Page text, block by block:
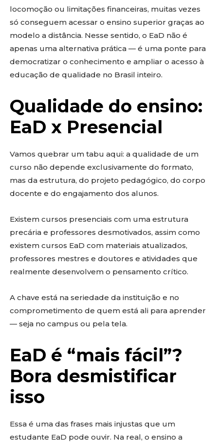
locomoção ou limitações financeiras, muitas vezes
só conseguem acessar o ensino superior graças ao
modelo a distância. Nesse sentido, o EaD não é
apenas uma alternativa prática — é uma ponte para
democratizar o conhecimento e ampliar o acesso à
educação de qualidade no Brasil inteiro.
Qualidade do ensino:
EaD x Presencial
Vamos quebrar um tabu aqui: a qualidade de um
curso não depende exclusivamente do formato,
mas da estrutura, do projeto pedagógico, do corpo
docente e do engajamento dos alunos.
Existem cursos presenciais com uma estrutura
precária e professores desmotivados, assim como
existem cursos EaD com materiais atualizados,
professores mestres e doutores e atividades que
realmente desenvolvem o pensamento crítico.
A chave está na seriedade da instituição e no
comprometimento de quem está ali para aprender
— seja no campus ou pela tela.
EaD é “mais fácil”?
Bora desmistificar
isso
Essa é uma das frases mais injustas que um
estudante EaD pode ouvir. Na real, o ensino a